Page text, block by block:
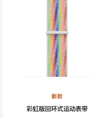
新款
彩虹版回环式运动表带